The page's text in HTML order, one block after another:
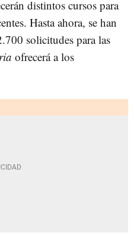
distintos cursos para
Hasta ahora, se han
solicitudes para las
ofrecerá a los